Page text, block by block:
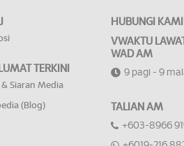
TERKINI
& Siaran Media
(Blog)
HUBUNGI KAMI
VWAKTU
WAD AM
9 pagi - 9
TALIAN AM
+603-8966